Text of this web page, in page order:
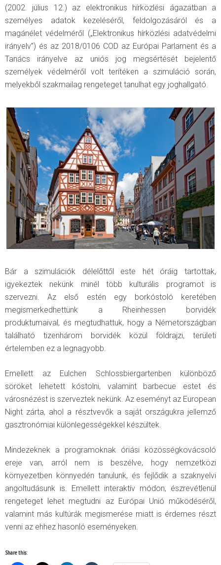
(2002. július 12.) az elektronikus hírközlési ágazatban a
személyes adatok kezeléséről, feldolgozásáról és a
magánélet védelméről („Elektronikus hírközlési adatvédelmi
irányelv”) és az 2018/0106 COD az Európai Parlament és a
Tanács irányelve az uniós jog megsértését bejelentő
személyek védelméről volt terítéken a szimuláció során,
melyekből szakmailag rengeteget tanulhat egy joghallgató.
Bár a szimulációk délelőttől este hét óráig tartottak,
igyekeztek nekünk minél több kulturális programot is
szervezni. Az első estén egy borkóstoló keretében
megismerkedhettünk a Rheinhessen borvidék
produktumaival, és megtudhattuk, hogy a Németországban
található tizenhárom borvidék közül földrajzi, területi
értelemben ez a legnagyobb.
Emellett az Eulchen Schlossbiergartenben különböző
söröket lehetett kóstolni, valamint barbecue estet és
városnézést is szerveztek nekünk. Az eseményt az European
Night zárta, ahol a résztvevők a saját országukra jellemző
gasztronómiai különlegességekkel készültek.
Mindezeknek a programoknak óriási közösségkovácsoló
ereje van, arról nem is beszélve, hogy nemzetközi
környezetben könnyedén tanulunk, és fejlődik a szaknyelvi
angoltudásunk is. Emellett interaktív módon, észrevétlenül
rengeteget lehet megtudni az Európai Unió működéséről,
valamint más kultúrák megismerése miatt is érdemes részt
venni az ehhez hasonló eseményeken.
Share this: